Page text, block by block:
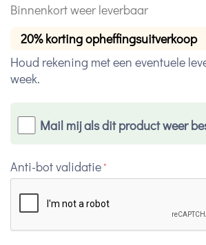
Binnenkort weer leverbaar
20% korting opheffingsuitverkoop
Houd rekening met een eventuele
week.
Mail mij als dit product weer
Anti-bot validatie